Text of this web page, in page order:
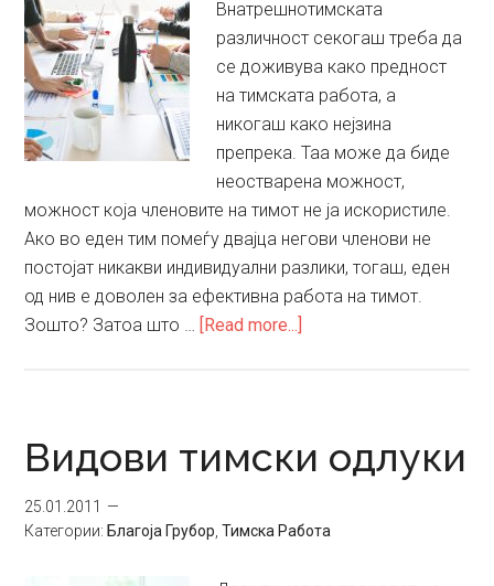
Внатрешнотимската
различност секогаш треба да
се доживува како предност
на тимската работа, а
никогаш како нејзина
препрека. Таа може да биде
неостварена можност,
можност која членовите на тимот не ја искористиле.
Ако во еден тим помеѓу двајца негови членови не
постојат никакви индивидуални разлики, тогаш, еден
од нив е доволен за ефективна работа на тимот.
Зошто? Затоа што … [Read more...]
предност
Видови тимски одлуки
25.01.2011
Категории: Благоја Грубор ,Тимска Работа